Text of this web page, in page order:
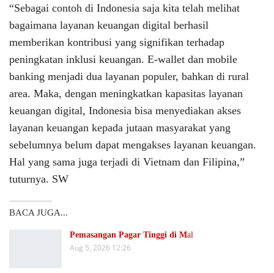
“Sebagai contoh di Indonesia saja kita telah melihat
bagaimana layanan keuangan digital berhasil
memberikan kontribusi yang signifikan terhadap
peningkatan inklusi keuangan. E-wallet dan mobile
banking menjadi dua layanan populer, bahkan di rural
area. Maka, dengan meningkatkan kapasitas layanan
keuangan digital, Indonesia bisa menyediakan akses
layanan keuangan kepada jutaan masyarakat yang
sebelumnya belum dapat mengakses layanan keuangan.
Hal yang sama juga terjadi di Vietnam dan Filipina,”
tuturnya. SW
BACA JUGA...
Pemasangan Pagar Tinggi di Mal
Aug 5, 2026 12:26